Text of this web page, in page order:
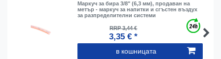
Маркуч за бира 3/8" (6,3 мм), продаван на
метър - маркуч за напитки и сгъстен въздух
за разпределителни системи
RRP 3,44 €
3,35 € *
в кошницата